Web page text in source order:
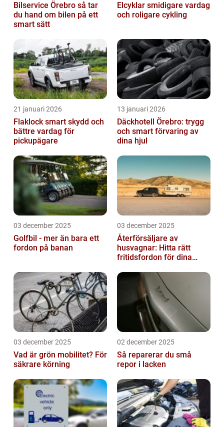
Bilservice Örebro så tar
du hand om bilen på ett
smart sätt
Elcyklar smidigare vardag
och roligare cykling
21 januari 2026
Flaklock smart skydd och
bättre vardag för
pickupägare
13 januari 2026
Däckhotell Örebro: trygg
och smart förvaring av
dina hjul
03 december 2025
Golfbil - mer än bara ett
fordon på banan
03 december 2025
Återförsäljare av
husvagnar: Hitta rätt
fritidsfordon för dina
03 december 2025
Vad är grön mobilitet? För
säkrare körning
02 december 2025
Så reparerar du små
repor i lacken